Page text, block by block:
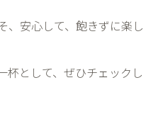
、安心して、飽きずに楽し
杯として、ぜひチェックし